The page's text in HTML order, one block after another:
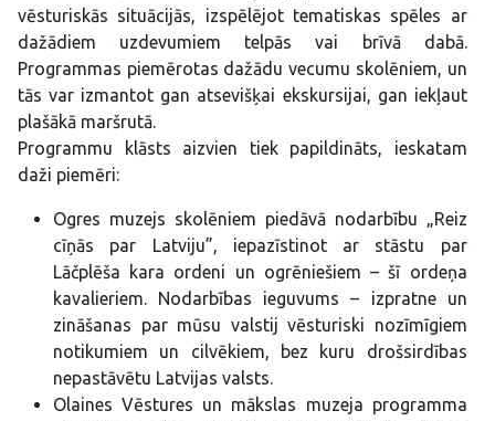
vēsturiskās situācijās, izspēlējot tematiskas spēles ar
dažādiem uzdevumiem telpās vai brīvā dabā.
Programmas piemērotas dažādu vecumu skolēniem, un
tās var izmantot gan atsevišķai ekskursijai, gan iekļaut
plašākā maršrutā.
Programmu klāsts aizvien tiek papildināts, ieskatam
daži piemēri:
Ogres muzejs skolēniem piedāvā nodarbību „Reiz
cīņās par Latviju”, iepazīstinot ar stāstu par
Lāčplēša kara ordeni un ogrēniešiem – šī ordeņa
kavalieriem. Nodarbības ieguvums – izpratne un
zināšanas par mūsu valstij vēsturiski nozīmīgiem
notikumiem un cilvēkiem, bez kuru drošsirdības
nepastāvētu Latvijas valsts.
Olaines Vēstures un mākslas muzeja programma